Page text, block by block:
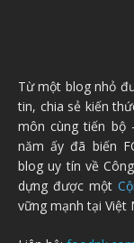
Từ một blog nhỏ
tin, chia sẻ kiến
môn cùng tiến bộ
năm ấy đã biến
blog uy tín về
dựng được một
vững mạnh tại Việt